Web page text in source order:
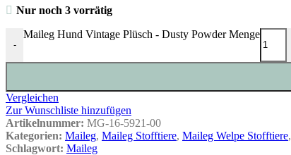
Nur noch 3 vorrätig
-
Maileg Hund Vintage Plüsch - Dusty Powder Menge
Vergleichen
Zur Wunschliste hinzufügen
Artikelnummer: MG-16-5921-00
Kategorien: Maileg, Maileg Stofftiere, Maileg Welpe Stofftiere,
Schlagwort: Maileg